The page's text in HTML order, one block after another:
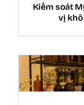
Kiểm soát
vị